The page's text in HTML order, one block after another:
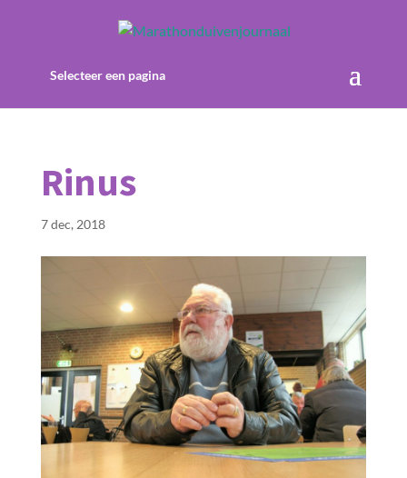
Selecteer een pagina
Rinus
7 dec, 2018